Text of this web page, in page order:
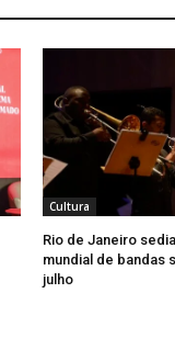
Cultura
Rio de Janeiro
mundial de bandas
julho